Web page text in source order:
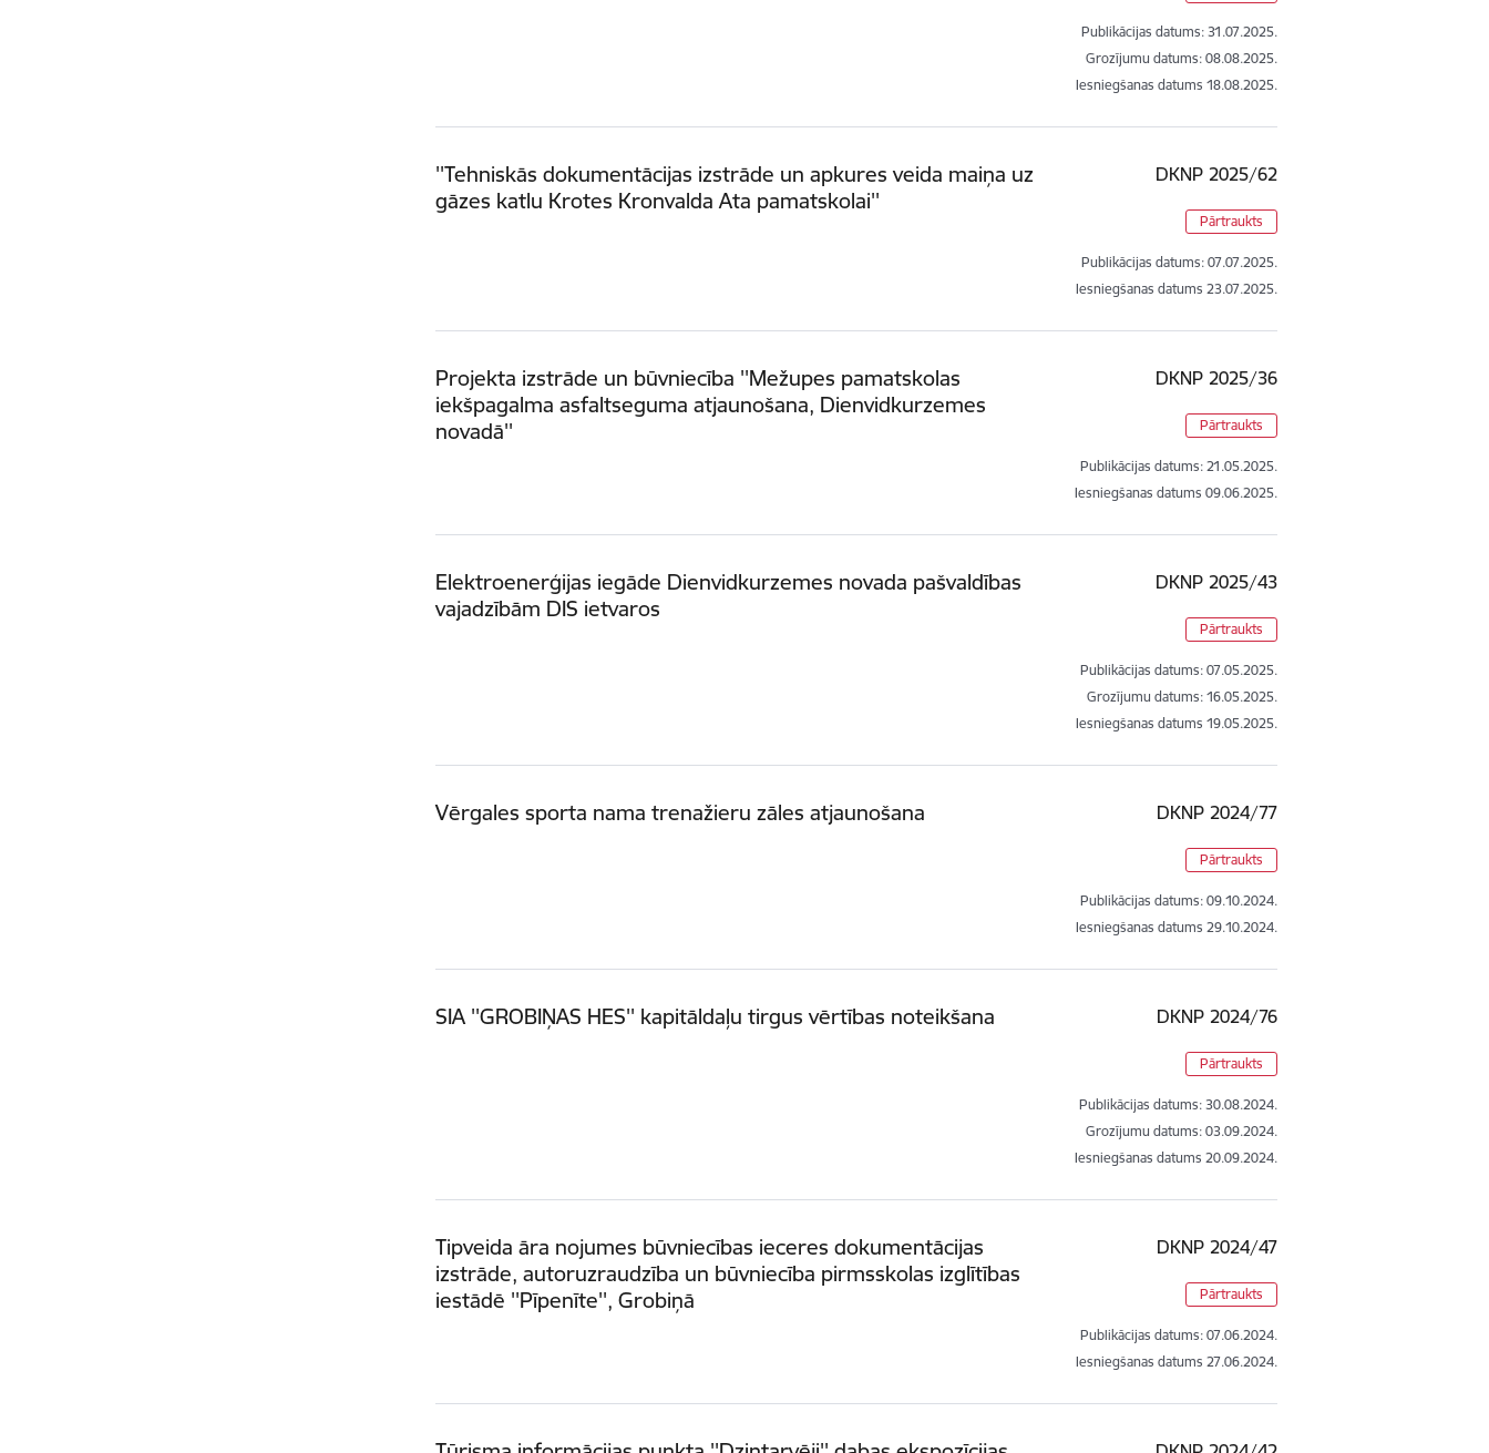
Publikācijas datums: 31.07.2025.
Grozījumu datums: 08.08.2025.
Iesniegšanas datums 18.08.2025.
''Tehniskās dokumentācijas izstrāde un apkures veida maiņa uz
gāzes katlu Krotes Kronvalda Ata pamatskolai''
DKNP 2025/62
Pārtraukts
Publikācijas datums: 07.07.2025.
Iesniegšanas datums 23.07.2025.
Projekta izstrāde un būvniecība ''Mežupes pamatskolas
iekšpagalma asfaltseguma atjaunošana, Dienvidkurzemes
novadā''
DKNP 2025/36
Pārtraukts
Publikācijas datums: 21.05.2025.
Iesniegšanas datums 09.06.2025.
Elektroenerģijas iegāde Dienvidkurzemes novada pašvaldības
vajadzībām DIS ietvaros
DKNP 2025/43
Pārtraukts
Publikācijas datums: 07.05.2025.
Grozījumu datums: 16.05.2025.
Iesniegšanas datums 19.05.2025.
Vērgales sporta nama trenažieru zāles atjaunošana DKNP 2024/77
Pārtraukts
Publikācijas datums: 09.10.2024.
Iesniegšanas datums 29.10.2024.
SIA ''GROBIŅAS HES'' kapitāldaļu tirgus vērtības noteikšana DKNP 2024/76
Pārtraukts
Publikācijas datums: 30.08.2024.
Grozījumu datums: 03.09.2024.
Iesniegšanas datums 20.09.2024.
Tipveida āra nojumes būvniecības ieceres dokumentācijas
izstrāde, autoruzraudzība un būvniecība pirmsskolas izglītības
iestādē ''Pīpenīte'', Grobiņā
DKNP 2024/47
Pārtraukts
Publikācijas datums: 07.06.2024.
Iesniegšanas datums 27.06.2024.